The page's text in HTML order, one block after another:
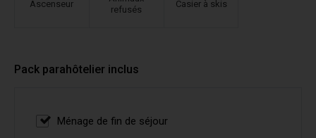
Ascenseur
refusés
Casier à skis
Pack parahôtelier inclus
Ménage de fin de séjour